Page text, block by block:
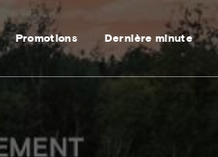
Promotions Dernière minute